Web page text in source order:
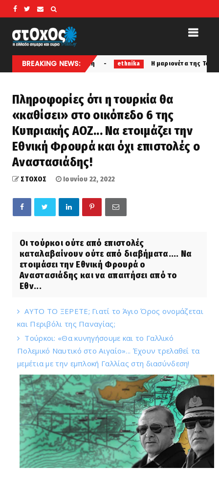
BREAKING NEWS:
σε ανήλικη ethnika Η μαριονέτα της Τουρκίας
Πληροφορίες ότι η τουρκία θα
«καθίσει» στο οικόπεδο 6 της
Κυπριακής ΑΟΖ... Να ετοιμάζει την
Εθνική Φρουρά και όχι επιστολές ο
Αναστασιάδης!
ΣΤΟΧΟΣ Ιουνίου 22, 2022
Οι τούρκοι ούτε από επιστολές
καταλαβαίνουν ούτε από διαβήματα.... Να
ετοιμάσει την Εθνική Φρουρά ο
Αναστασιάδης και να απαιτήσει από το
Εθν...
ΑΥΤΟ ΤΟ ΞΕΡΕΤΕ; Γιατί το Άγιο Όρος ονομάζεται
και Περιβόλι της Παναγίας;
Τούρκοι: «Θα κυνηγήσουμε και το Γαλλικό
Πολεμικό Ναυτικό στο Αιγαίο»... Έχουν τρελαθεί τα
μεμέτια με την εμπλοκή Γαλλίας στη διασύνδεση!